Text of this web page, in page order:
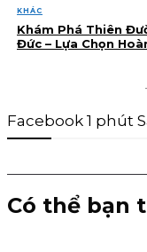
KHÁC
Khám Phá Thiên
Đức – Lựa Chọn
Facebook 1 phút
Có thể bạn